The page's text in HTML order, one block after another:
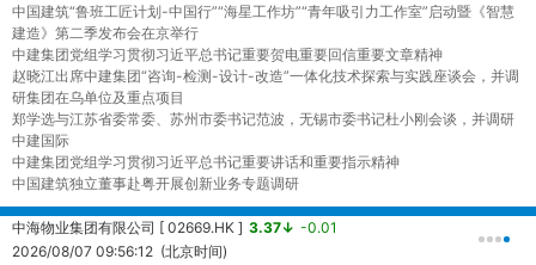
中国建筑“鲁班工匠计划-中国行”“海星工作坊”“青年吸引力工作室”启动暨《智慧
建造》第二季发布会在京举行
中建集团党组学习贯彻习近平总书记重要贺电重要回信重要文章精神
赵晓江出席中建集团“咨询-检测-设计-改造”一体化技术探索与实践座谈会，并调
研集团在乌单位及重点项目
郑学选与江苏省委常委、苏州市委书记范波，无锡市委书记杜小刚会谈，并调研
中建国际
中建集团党组学习贯彻习近平总书记重要讲话和重要指示精神
中国建筑独立董事赴粤开展创新业务专题调研
中海物业集团有限公司 [ 02669.HK ] 3.37↓ -0.01
2026/08/07 09:56:12 (北京时间)